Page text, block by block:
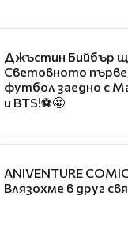
Джъстин Бийбър
Световното
футбол заедно с
и BTS!⚽🤩
ANIVENTURE
Влязохме в друг